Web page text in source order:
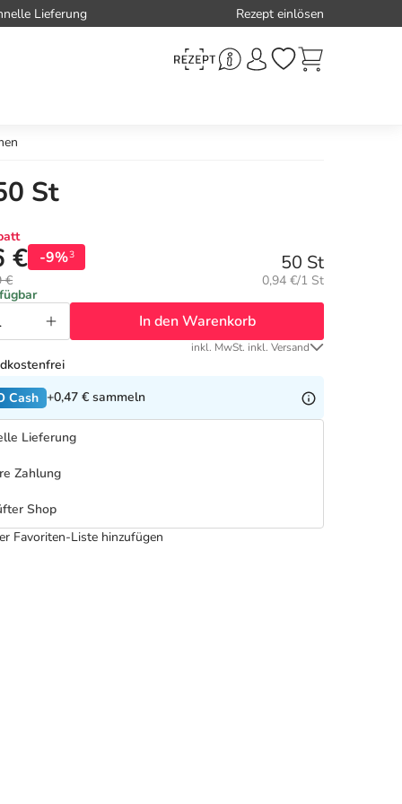
Lieferung Rezept einlösen
St
€ -9%3
€
50 St
Grundpreis:
0,94 €/1 St
In den Warenkorb
inkl. MwSt. inkl. Versand
Cash +0,47 € sammeln
Lieferung
Zahlung
Shop
Favoriten-Liste hinzufügen